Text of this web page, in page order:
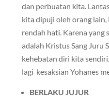
dan perbuatan kita.
kita dipuji oleh orang
rendah hati. Karena yang
adalah Kristus Sang Juru
kehebatan diri kita
lagi kesaksian Yohanes
BERLAKU JUJUR